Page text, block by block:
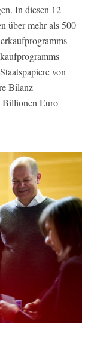
In diesen 12
über mehr als 500
von
Bilanz
Billionen Euro